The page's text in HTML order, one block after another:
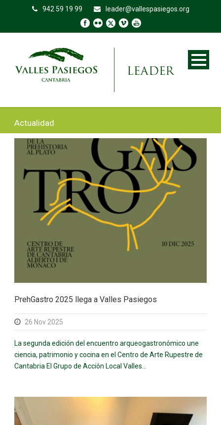
942 59 19 99 leader@vallespasiegos.org
Actualidad
PrehGastro 2025 llega a Valles Pasiegos
26 Nov 2025
La segunda edición del encuentro arqueogastronómico une
ciencia, patrimonio y cocina en el Centro de Arte Rupestre de
Cantabria El Grupo de Acción Local Valles...